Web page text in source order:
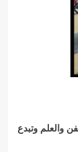
والعلم وتبدع